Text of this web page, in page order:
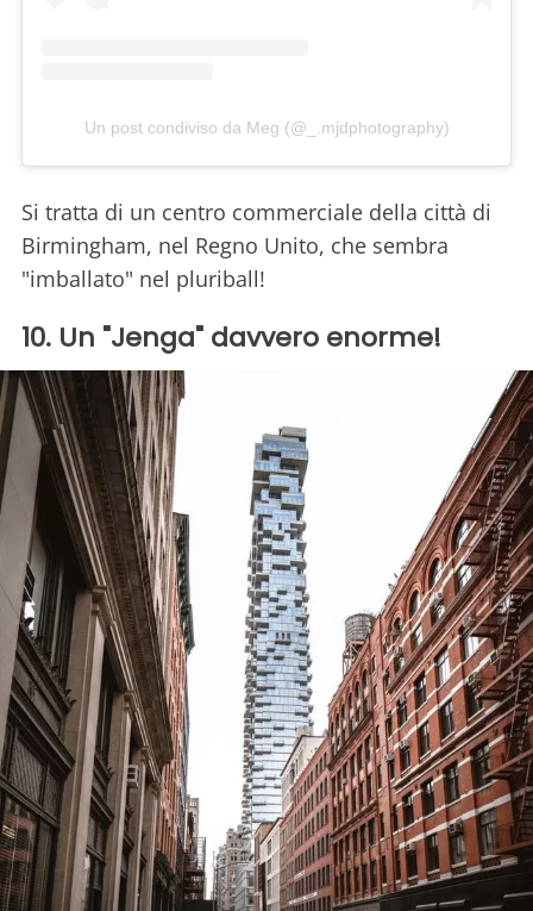
Un post condiviso da Meg (@_.mjdphotography)
Si tratta di un centro commerciale della città di
Birmingham, nel Regno Unito, che sembra
"imballato" nel pluriball!
10. Un "Jenga" davvero enorme!